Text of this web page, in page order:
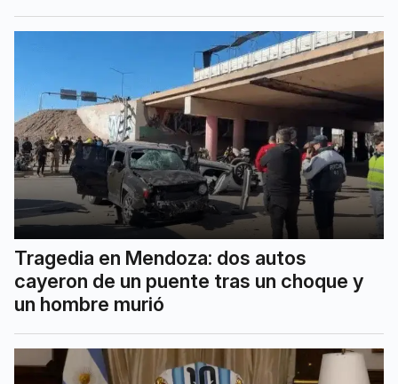
Tragedia en Mendoza: dos autos
cayeron de un puente tras un choque y
un hombre murió